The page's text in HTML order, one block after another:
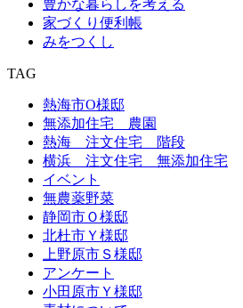
豊かな暮らしを考える
家づくり便利帳
みをつくし
TAG
熱海市O様邸
無添加住宅 農園
熱海 注文住宅 階段
横浜 注文住宅 無添加住宅
イベント
無農薬野菜
静岡市Ｏ様邸
北杜市Ｙ様邸
上野原市Ｓ様邸
アンケート
小田原市Ｙ様邸